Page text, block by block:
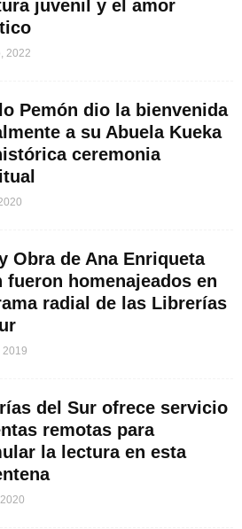
juvenil y el amor
2022
Pemón dio la bienvenida
a su Abuela Kueka
ceremonia
Obra de Ana Enriqueta
fueron homenajeados en
radial de las Librerías
2019
del Sur ofrece servicio
remotas para
la lectura en esta